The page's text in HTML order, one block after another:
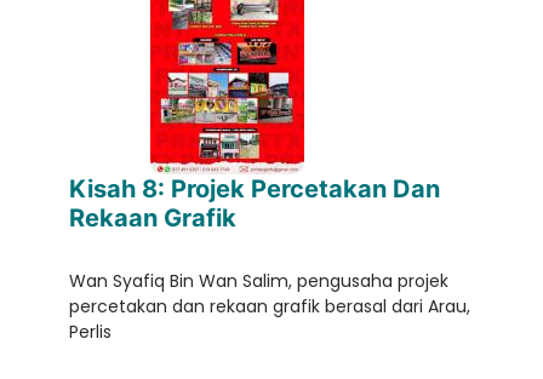
Kisah 8: Projek Percetakan Dan
Rekaan Grafik
Wan Syafiq Bin Wan Salim, pengusaha projek
percetakan dan rekaan grafik berasal dari Arau,
Perlis